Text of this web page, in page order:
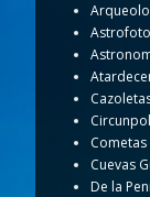
Cometas
Cuevas
De la